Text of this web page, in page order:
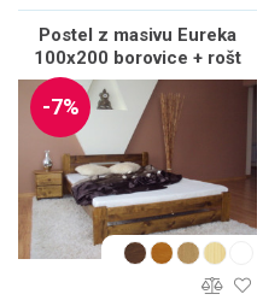
Postel z masivu Eureka
100x200 borovice + rošt
-7%